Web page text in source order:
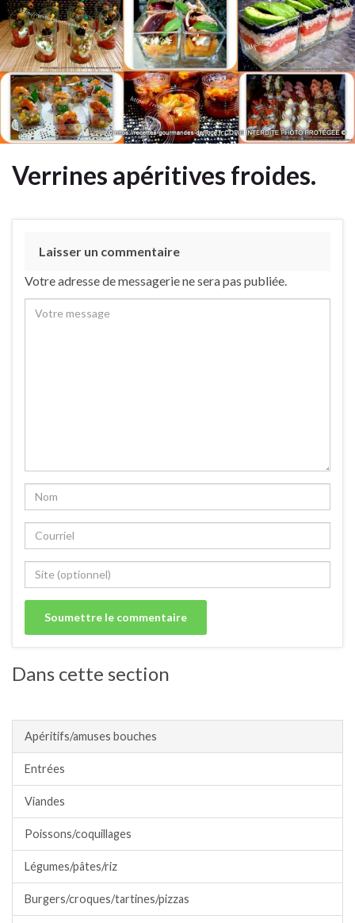
Verrines apéritives froides.
Laisser un commentaire
Votre adresse de messagerie ne sera pas publiée.
Dans cette section
Apéritifs/amuses bouches
Entrées
Viandes
Poissons/coquillages
Légumes/pâtes/riz
Burgers/croques/tartines/pizzas